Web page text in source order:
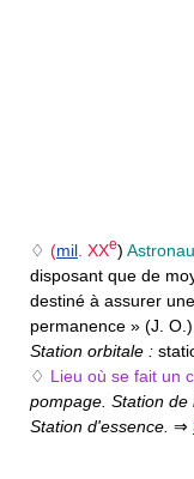
♢ (mil XXe)
disposant que de
destiné à assurer
permanence » (J. O.).
Station orbitale :
♢ Lieu où se fait un
pompage. Station de
Station d'essence. ⇒